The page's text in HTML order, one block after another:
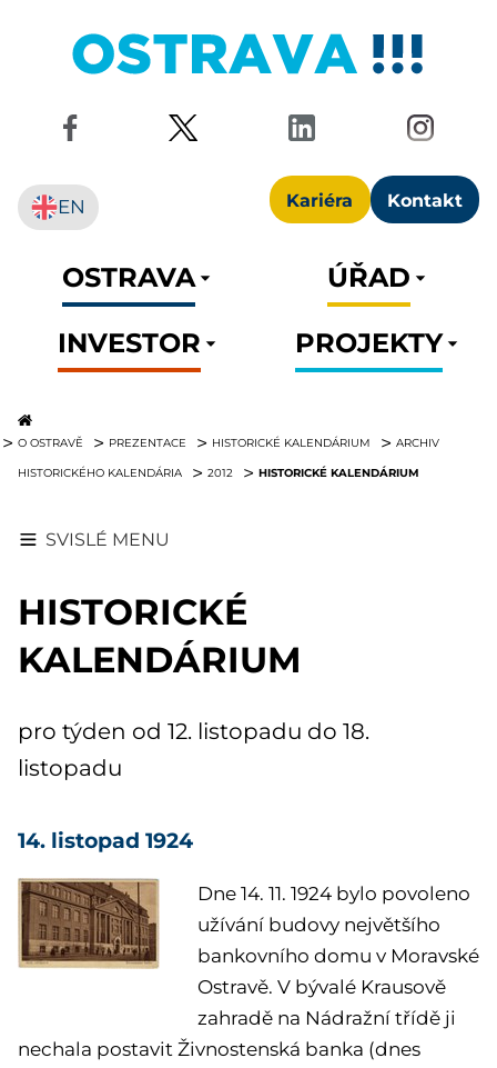
Kariéra Kontakt
EN
OSTRAVA
ÚŘAD
INVESTOR
PROJEKTY
O OSTRAVĚ PREZENTACE HISTORICKÉ KALENDÁRIUM ARCHIV
HISTORICKÉHO KALENDÁRIA 2012 HISTORICKÉ KALENDÁRIUM
SVISLÉ MENU
HISTORICKÉ
KALENDÁRIUM
pro týden od 12. listopadu do 18.
listopadu
14. listopad 1924
Dne 14. 11. 1924 bylo povoleno
užívání budovy největšího
bankovního domu v Moravské
Ostravě. V bývalé Krausově
zahradě na Nádražní třídě ji
nechala postavit Živnostenská banka (dnes